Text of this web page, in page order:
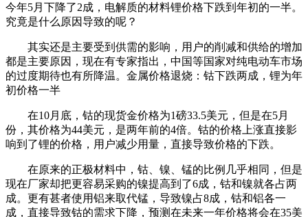
今年5月下降了2成，电解质的材料锂价格下跌到年初的一半。
究竟是什么原因导致的呢？
其实还是主要受到供需的影响，用户的削减和供给的增加
都是主要原因，现在有专家指出，中国等国家对纯电动车市场
的过度期待也有所降温。金属价格退烧：钴下跌两成，锂为年
初价格一半
在10月底，钴的现货金价格为1磅33.5美元，但是在5月
份，其价格为44美元，是两年前的4倍。钴的价格上涨直接影
响到了锂的价格，用户减少用量，直接导致价格的下跌。
在原来的正极材料中，钴、镍、锰的比例几乎相同，但是
现在厂家却把更容易采购的镍提高到了6成，钴和镍就各占两
成。更有甚者使用铝来取代锰，导致镍占8成，钴和铝各一
成，直接导致钴的需求下降，预测在未来一年价格将会在35美